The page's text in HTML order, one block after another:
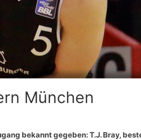
München
bekannt gegeben: T.J. Bray,